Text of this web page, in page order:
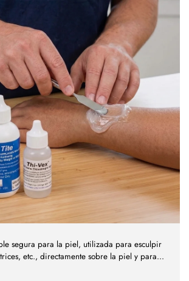
segura para la piel, utilizada para esculpir
etc., directamente sobre la piel y para...